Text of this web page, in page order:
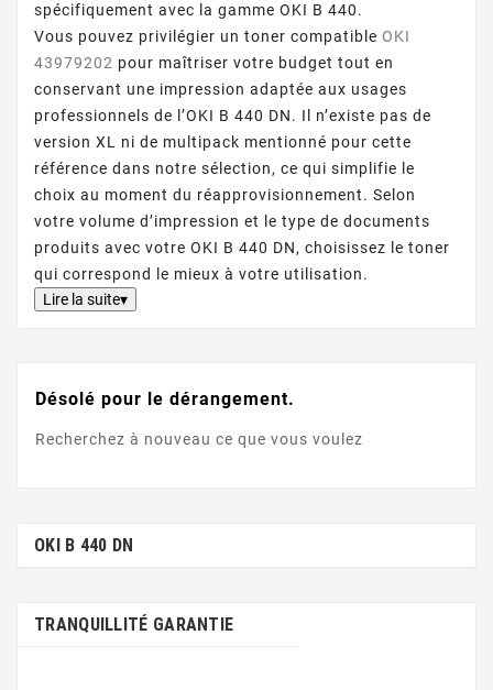
spécifiquement avec la gamme OKI B 440.
Vous pouvez privilégier un toner compatible OKI
43979202 pour maîtriser votre budget tout en
conservant une impression adaptée aux usages
professionnels de l’OKI B 440 DN. Il n’existe pas de
version XL ni de multipack mentionné pour cette
référence dans notre sélection, ce qui simplifie le
choix au moment du réapprovisionnement. Selon
votre volume d’impression et le type de documents
produits avec votre OKI B 440 DN, choisissez le toner
qui correspond le mieux à votre utilisation.
Lire la suite▾
Désolé pour le dérangement.
Recherchez à nouveau ce que vous voulez
OKI B 440 DN
TRANQUILLITÉ GARANTIE